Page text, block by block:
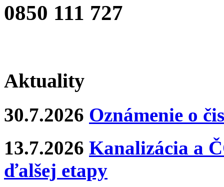
0850 111 727
Aktuality
30.7.2026 Oznámenie o
13.7.2026 Kanalizácia a
ďalšej etapy